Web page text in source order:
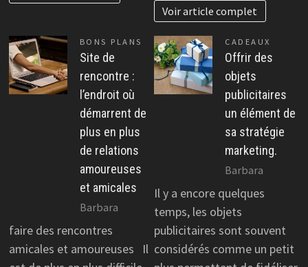
Voir article complet
BONS PLANS
Site de
rencontre :
l’endroit où
démarrent de
plus en plus
de relations
amoureuses
et amicales
Barbara
faire des rencontres
amicales et amoureuses Il
CADEAUX
Offrir des
objets
publicitaires
un élément de
sa stratégie
marketing.
Barbara
Il y a encore quelques
temps, les objets
publicitaires sont souvent
considérés comme un petit